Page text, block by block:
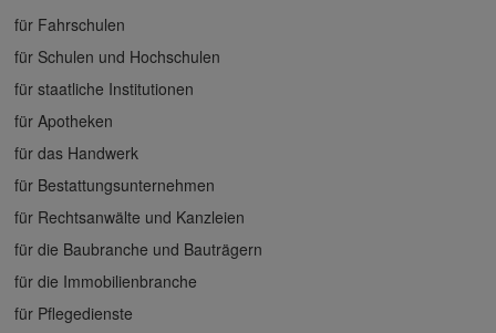
für Fahrschulen
für Schulen und Hochschulen
für staatliche Institutionen
für Apotheken
für das Handwerk
für Bestattungsunternehmen
für Rechtsanwälte und Kanzleien
für die Baubranche und Bauträgern
für die Immobilienbranche
für Pflegedienste